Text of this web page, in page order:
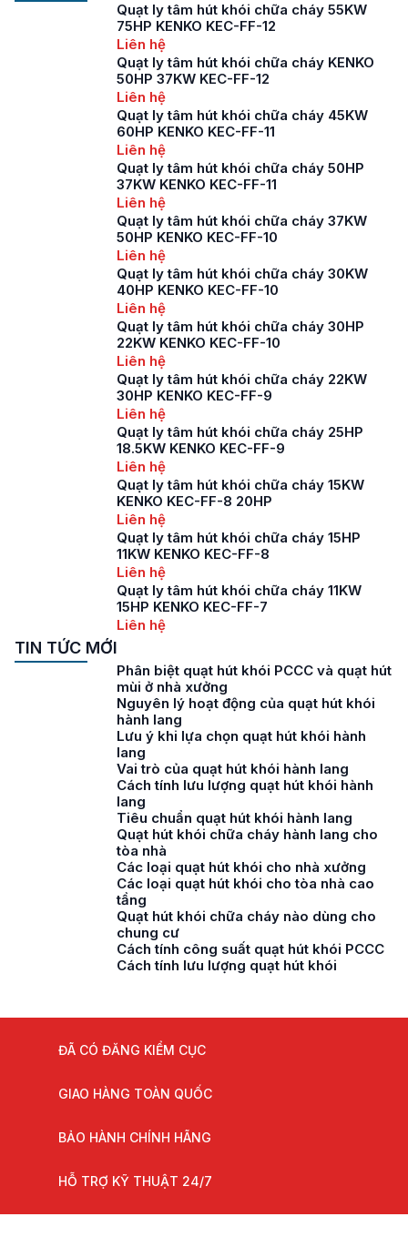
Quạt ly tâm hút khói chữa cháy 55KW
75HP KENKO KEC-FF-12
Liên hệ
Quạt ly tâm hút khói chữa cháy KENKO
50HP 37KW KEC-FF-12
Liên hệ
Quạt ly tâm hút khói chữa cháy 45KW
60HP KENKO KEC-FF-11
Liên hệ
Quạt ly tâm hút khói chữa cháy 50HP
37KW KENKO KEC-FF-11
Liên hệ
Quạt ly tâm hút khói chữa cháy 37KW
50HP KENKO KEC-FF-10
Liên hệ
Quạt ly tâm hút khói chữa cháy 30KW
40HP KENKO KEC-FF-10
Liên hệ
Quạt ly tâm hút khói chữa cháy 30HP
22KW KENKO KEC-FF-10
Liên hệ
Quạt ly tâm hút khói chữa cháy 22KW
30HP KENKO KEC-FF-9
Liên hệ
Quạt ly tâm hút khói chữa cháy 25HP
18.5KW KENKO KEC-FF-9
Liên hệ
Quạt ly tâm hút khói chữa cháy 15KW
KENKO KEC-FF-8 20HP
Liên hệ
Quạt ly tâm hút khói chữa cháy 15HP
11KW KENKO KEC-FF-8
Liên hệ
Quạt ly tâm hút khói chữa cháy 11KW
15HP KENKO KEC-FF-7
Liên hệ
TIN TỨC MỚI
Phân biệt quạt hút khói PCCC và quạt hút
mùi ở nhà xưởng
Nguyên lý hoạt động của quạt hút khói
hành lang
Lưu ý khi lựa chọn quạt hút khói hành
lang
Vai trò của quạt hút khói hành lang
Cách tính lưu lượng quạt hút khói hành
lang
Tiêu chuẩn quạt hút khói hành lang
Quạt hút khói chữa cháy hành lang cho
tòa nhà
Các loại quạt hút khói cho nhà xưởng
Các loại quạt hút khói cho tòa nhà cao
tầng
Quạt hút khói chữa cháy nào dùng cho
chung cư
Cách tính công suất quạt hút khói PCCC
Cách tính lưu lượng quạt hút khói
ĐÃ CÓ ĐĂNG KIỂM CỤC
GIAO HÀNG TOÀN QUỐC
BẢO HÀNH CHÍNH HÃNG
HỖ TRỢ KỸ THUẬT 24/7